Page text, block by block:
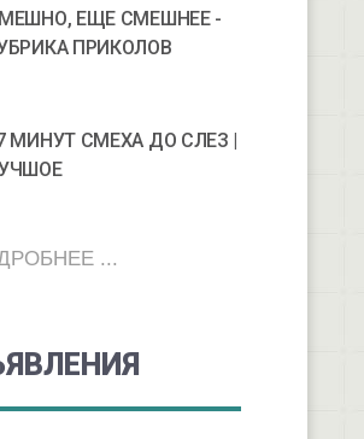
ЕЩЕ СМЕШНЕЕ -
ПРИКОЛОВ
МИНУТ СМЕХА ДО СЛЕЗ |
...